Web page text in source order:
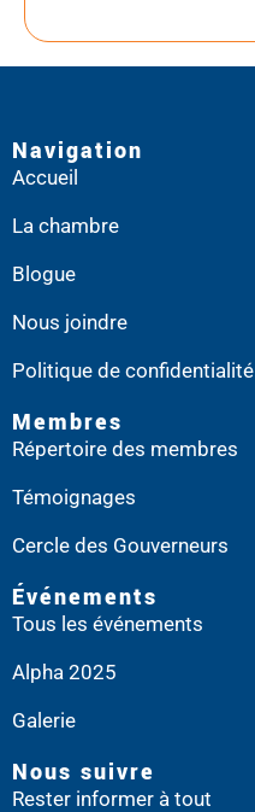
Navigation
Accueil
La chambre
Blogue
Nous joindre
Politique de confidentialité
Membres
Répertoire des membres
Témoignages
Cercle des Gouverneurs
Événements
Tous les événements
Alpha 2025
Galerie
Nous suivre
Rester informer à tout